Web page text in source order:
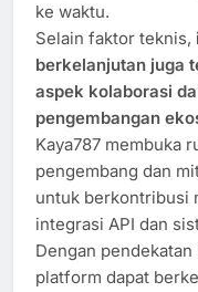
ke waktu.
Selain faktor teknis,
berkelanjutan juga
aspek kolaborasi
pengembangan
Kaya787 membuka
pengembang dan
untuk berkontribusi
integrasi API dan
Dengan
platform dapat